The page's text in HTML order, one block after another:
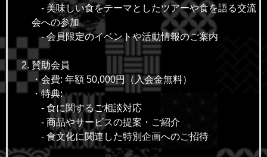
- 美味しい食をテーマとしたツアーや食を語る交流
会への参加
- 会員限定のイベントや活動情報のご案内
賛助会員
・会費: 年額 50,000円（入会金無料）
・特典:
- 食に関するご相談対応
- 商品やサービスの提案・ご紹介
- 食文化に関連した特別企画へのご招待